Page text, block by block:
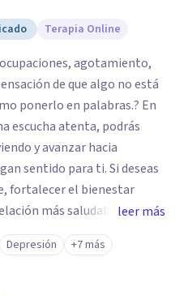
Terapia Online
de que algo no está
atenta, podrás
y avanzar hacia
para ti. Si deseas
más saludable
y sientes que este puede
estaré dispuesta a
leer más
Depresión +7 más